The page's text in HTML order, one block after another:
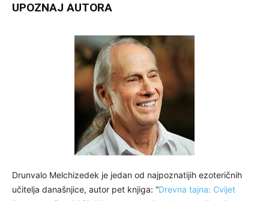
UPOZNAJ AUTORA
Drunvalo Melchizedek je jedan od najpoznatijih ezoteričnih
učitelja današnjice, autor pet knjiga: “Drevna tajna: Cvijet